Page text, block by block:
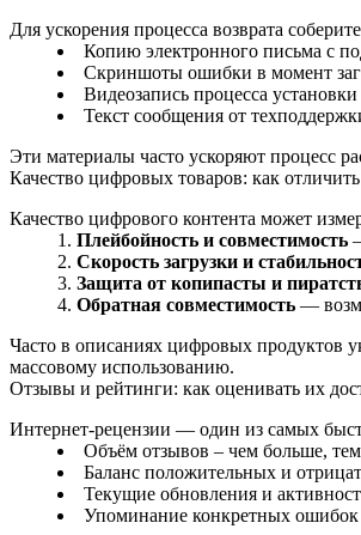
Для ускорения процесса возврата
Копию электронного письма с
Скриншоты ошибки в момент
Видеозапись процесса
Текст сообщения от
Эти материалы часто ускоряют процесс
Качество цифровых товаров: как
Качество цифрового контента может
Плейбойность и совместимость
Скорость загрузки и
Защита от копипасты и
Обратная совместимость —
Часто в описаниях цифровых продуктов
массовому использованию.
Отзывы и рейтинги: как оценивать их
Интернет‑рецензии — один из самых
Объём отзывов – чем больше,
Баланс положительных и
Текущие обновления и
Упоминание конкретных ошибок